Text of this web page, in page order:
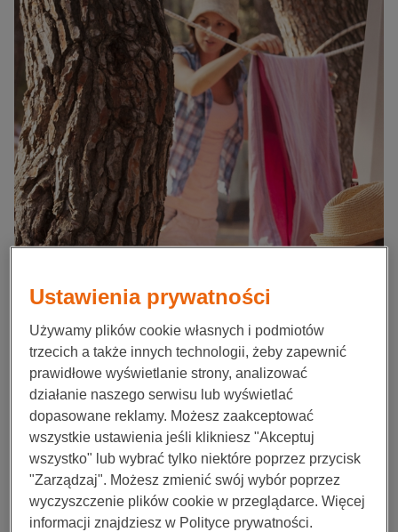
Ustawienia prywatności
Używamy plików cookie własnych i podmiotów
trzecich a także innych technologii, żeby zapewnić
prawidłowe wyświetlanie strony, analizować
działanie naszego serwisu lub wyświetlać
dopasowane reklamy. Możesz zaakceptować
wszystkie ustawienia jeśli klikniesz "Akceptuj
wszystko" lub wybrać tylko niektóre poprzez przycisk
"Zarządzaj". Możesz zmienić swój wybór poprzez
wyczyszczenie plików cookie w przeglądarce. Więcej
informacji znajdziesz w Polityce prywatności.